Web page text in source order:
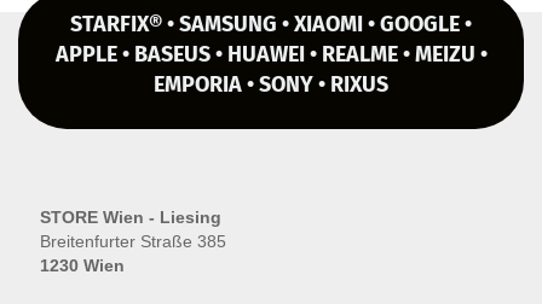
STARFIX® • SAMSUNG • XIAOMI • GOOGLE •
APPLE • BASEUS • HUAWEI • REALME • MEIZU •
EMPORIA • SONY • RIXUS
STORE Wien - Liesing
Breitenfurter Straße 385
1230 Wien